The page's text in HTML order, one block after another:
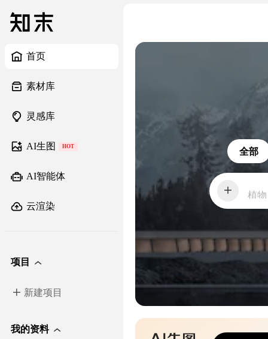
首页
素材库
灵感库
AI生图 HOT
AI智能体
云渲染
项目
新建项目
我的资料
全部
植物